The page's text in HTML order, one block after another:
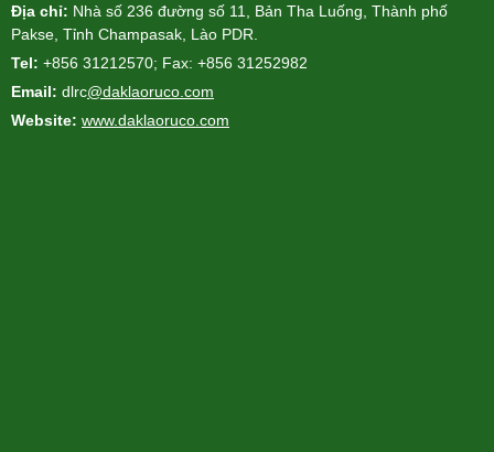
Địa chỉ: Nhà số 236 đường số 11, Bản Tha Luống, Thành phố
Pakse, Tỉnh Champasak, Lào PDR.
Tel: +856 31212570; Fax: +856 31252982
Email: dlrc@daklaoruco.com
Website: www.daklaoruco.com